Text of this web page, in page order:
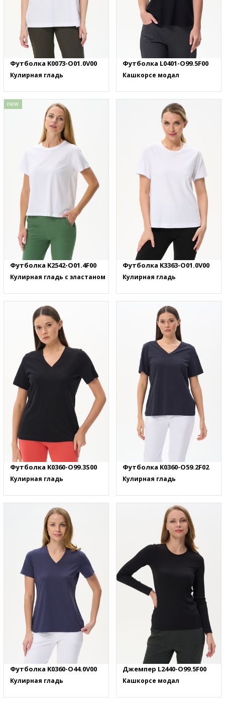
Футболка K0073-O01.0V00
Кулирная гладь
Футболка L0401-O99.5F00
Кашкорсе модал
new
Футболка K2542-O01.4F00
Кулирная гладь с эластаном
Футболка K3363-O01.0V00
Кулирная гладь
Футболка K0360-O99.3S00
Кулирная гладь
Футболка K0360-O59.2F02
Кулирная гладь
Футболка K0360-O44.0V00
Кулирная гладь
Джемпер L2440-O99.5F00
Кашкорсе модал